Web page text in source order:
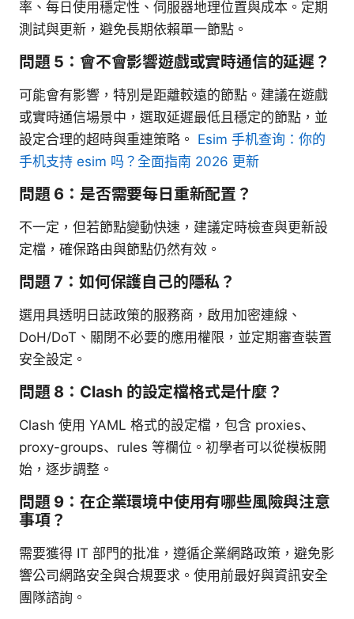
率、每日使用穩定性、伺服器地理位置與成本。定期
測試與更新，避免長期依賴單一節點。
問題 5：會不會影響遊戲或實時通信的延遲？
可能會有影響，特別是距離較遠的節點。建議在遊戲
或實時通信場景中，選取延遲最低且穩定的節點，並
設定合理的超時與重連策略。 Esim 手机查询：你的
手机支持 esim 吗？全面指南 2026 更新
問題 6：是否需要每日重新配置？
不一定，但若節點變動快速，建議定時檢查與更新設
定檔，確保路由與節點仍然有效。
問題 7：如何保護自己的隱私？
選用具透明日誌政策的服務商，啟用加密連線、
DoH/DoT、關閉不必要的應用權限，並定期審查裝置
安全設定。
問題 8：Clash 的設定檔格式是什麼？
Clash 使用 YAML 格式的設定檔，包含 proxies、
proxy-groups、rules 等欄位。初學者可以從模板開
始，逐步調整。
問題 9：在企業環境中使用有哪些風險與注意
事項？
需要獲得 IT 部門的批准，遵循企業網路政策，避免影
響公司網路安全與合規要求。使用前最好與資訊安全
團隊諮詢。